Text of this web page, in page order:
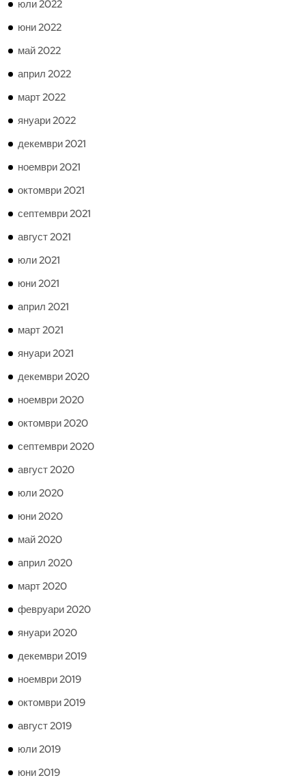
юли 2022
юни 2022
май 2022
април 2022
март 2022
януари 2022
декември 2021
ноември 2021
октомври 2021
септември 2021
август 2021
юли 2021
юни 2021
април 2021
март 2021
януари 2021
декември 2020
ноември 2020
октомври 2020
септември 2020
август 2020
юли 2020
юни 2020
май 2020
април 2020
март 2020
февруари 2020
януари 2020
декември 2019
ноември 2019
октомври 2019
август 2019
юли 2019
юни 2019